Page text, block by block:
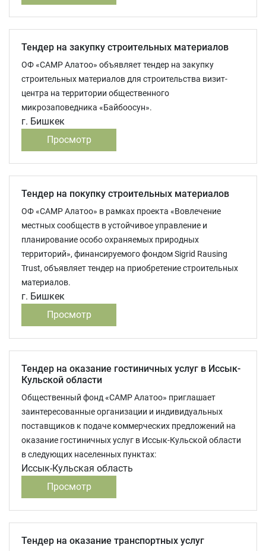
Тендер на закупку строительных материалов
ОФ «CAMP Алатоо» объявляет тендер на закупку
строительных материалов для строительства визит-
центра на территории общественного
микрозаповедника «Байбоосун».
г. Бишкек
Просмотр
Тендер на покупку строительных материалов
ОФ «CAMP Алатоо» в рамках проекта «Вовлечение
местных сообществ в устойчивое управление и
планирование особо охраняемых природных
территорий», финансируемого фондом Sigrid Rausing
Trust, объявляет тендер на приобретение строительных
материалов.
г. Бишкек
Просмотр
Тендер на оказание гостиничных услуг в Иссык-
Кульской области
Общественный фонд «САМР Алатоо» приглашает
заинтересованные организации и индивидуальных
поставщиков к подаче коммерческих предложений на
оказание гостиничных услуг в Иссык-Кульской области
в следующих населенных пунктах:
Иссык-Кульская область
Просмотр
Тендер на оказание транспортных услуг